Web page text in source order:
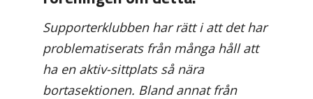
Supporterklubben har rätt i att det har
problematiserats från många håll att
ha en aktiv-sittplats så nära
bortasektionen. Bland annat från